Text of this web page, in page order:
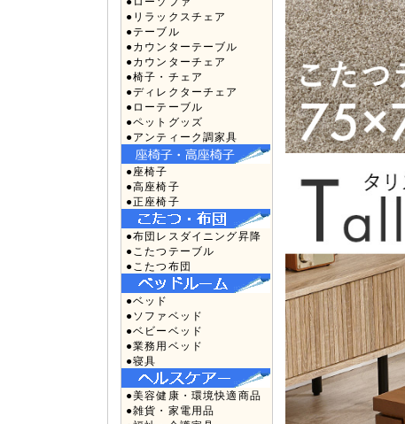
●リラックスチェア
●テーブル
●カウンターテーブル
●カウンターチェア
●椅子・チェア
●ディレクターチェア
●ローテーブル
●ペットグッズ
●アンティーク調家具
●座椅子
●高座椅子
●正座椅子
●布団レスダイニング昇降
●こたつテーブル
●こたつ布団
●ベッド
●ソファベッド
●ベビーベッド
●業務用ベッド
●寝具
●美容健康・環境快適商品
●雑貨・家電用品